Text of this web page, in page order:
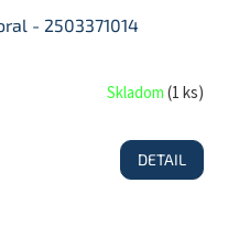
- 2503371014
Skladom(1 ks)
DETAIL